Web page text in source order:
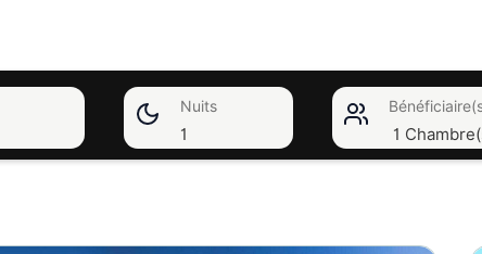
Nuits
1 1